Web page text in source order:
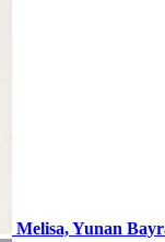
Melisa, Yunan